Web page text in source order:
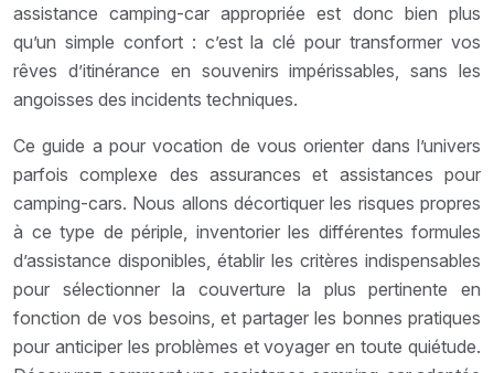
assistance camping-car appropriée est donc bien plus
qu’un simple confort : c’est la clé pour transformer vos
rêves d’itinérance en souvenirs impérissables, sans les
angoisses des incidents techniques.
Ce guide a pour vocation de vous orienter dans l’univers
parfois complexe des assurances et assistances pour
camping-cars. Nous allons décortiquer les risques propres
à ce type de périple, inventorier les différentes formules
d’assistance disponibles, établir les critères indispensables
pour sélectionner la couverture la plus pertinente en
fonction de vos besoins, et partager les bonnes pratiques
pour anticiper les problèmes et voyager en toute quiétude.